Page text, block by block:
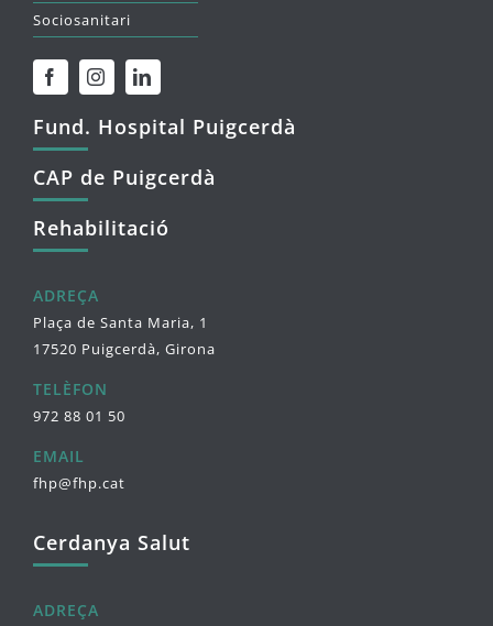
Sociosanitari
Fund. Hospital Puigcerdà
CAP de Puigcerdà
Rehabilitació
ADREÇA
Plaça de Santa Maria, 1
17520 Puigcerdà, Girona
TELÈFON
972 88 01 50
EMAIL
fhp@fhp.cat
Cerdanya Salut
ADREÇA